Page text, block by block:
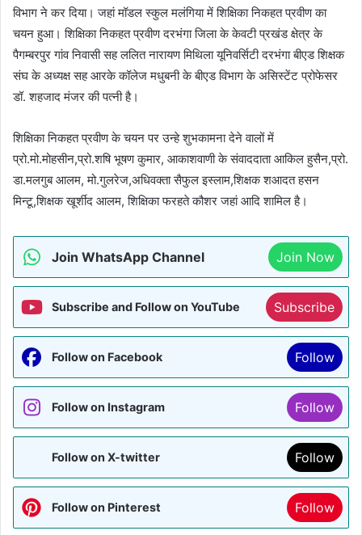
विभाग ने कर दिया। जहां मॉडल स्कुल मलंगिया में शिक्षिका निकहत प्रवीण का
चयन हुआ। शिक्षिका निकहत प्रवीण दरभंगा जिला के केवटी प्रखंड क्षेत्र के
पैगम्बरपुर गांव निवासी सह ललित नारायण मिथिला यूनिवर्सिटी दरभंगा बीएड शिक्षक
संघ के अध्यक्ष सह आरके कॉलेज मधुबनी के बीएड विभाग के असिस्टेंट प्रोफेसर
डॉ. शहजाद मंजर की पत्नी है।
शिक्षिका निकहत प्रवीण के चयन पर उन्हे शुभकामना देने वालों में
प्रो.मो.मोहसीन,प्रो.शषि भूषण कुमार, आकाशवाणी के संवाददाता आकिल हुसैन,प्रो.
डा.मलगुब आलम, मो.गुलरेज,अधिवक्ता सैफुल इस्लाम,शिक्षक शआदत हसन
मिन्टू,शिक्षक खूर्शीद आलम, शिक्षिका फरहते कौशर जहां आदि शामिल है।
Join WhatsApp Channel Join Now
Subscribe and Follow on YouTube Subscribe
Follow on Facebook Follow
Follow on Instagram Follow
Follow on X-twitter Follow
Follow on Pinterest Follow